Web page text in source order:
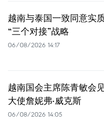
越南与泰国一致同意实
“三个对接”战略
06/08/2026 14:17
越南国会主席陈青敏会
大使詹妮弗·威克斯
06/08/2026 14:05